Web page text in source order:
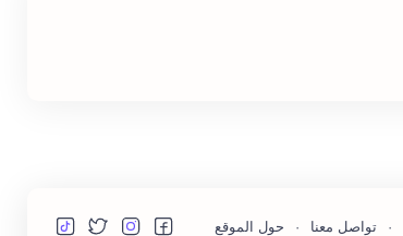
تواصل معنا حول الموقع